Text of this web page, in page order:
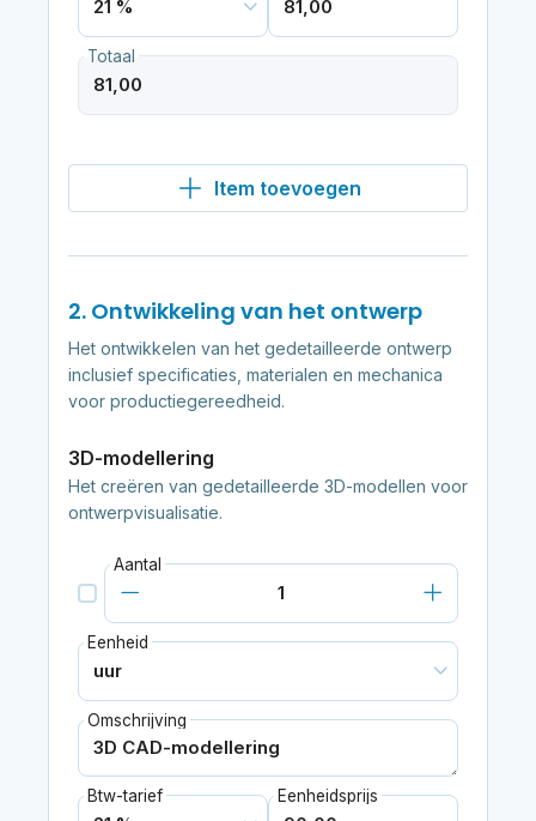
Totaal
Item toevoegen
2. Ontwikkeling van het ontwerp
Het ontwikkelen van het gedetailleerde ontwerp
inclusief specificaties, materialen en mechanica
voor productiegereedheid.
3D-modellering
Het creëren van gedetailleerde 3D-modellen voor
ontwerpvisualisatie.
Aantal
Eenheid
Omschrijving
Btw-tarief Eenheidsprijs